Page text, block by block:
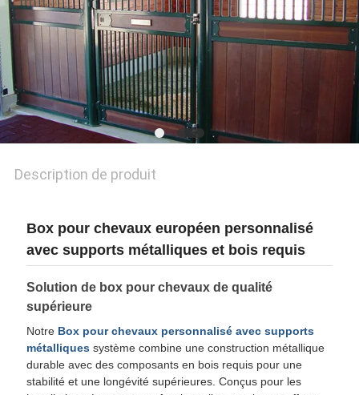
EN
MATIÈRE
DE
PROTECTION
DE
LA
PRIVÉE
Description de produit
Box pour chevaux européen personnalisé
avec supports métalliques et bois requis
Solution de box pour chevaux de qualité
supérieure
Notre Box pour chevaux personnalisé avec supports
métalliquessystème combine une construction métallique
durable avec des composants en bois requis pour une
stabilité et une longévité supérieures. Conçus pour les